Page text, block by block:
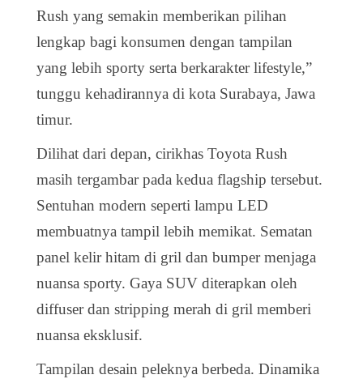
Rush yang semakin memberikan pilihan
lengkap bagi konsumen dengan tampilan
yang lebih sporty serta berkarakter lifestyle,”
tunggu kehadirannya di kota Surabaya, Jawa
timur.
Dilihat dari depan, cirikhas Toyota Rush
masih tergambar pada kedua flagship tersebut.
Sentuhan modern seperti lampu LED
membuatnya tampil lebih memikat. Sematan
panel kelir hitam di gril dan bumper menjaga
nuansa sporty. Gaya SUV diterapkan oleh
diffuser dan stripping merah di gril memberi
nuansa eksklusif.
Tampilan desain peleknya berbeda. Dinamika